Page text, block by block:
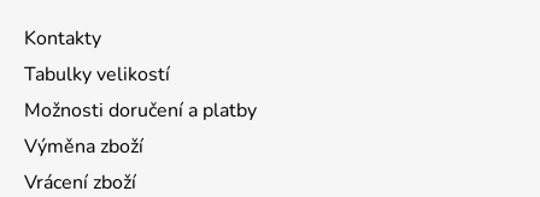
Kontakty
Tabulky velikostí
Možnosti doručení a platby
Výměna zboží
Vrácení zboží